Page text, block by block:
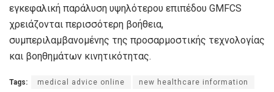
εγκεφαλική παράλυση υψηλότερου επιπέδου GMFCS
χρειάζονται περισσότερη βοήθεια,
συμπεριλαμβανομένης της προσαρμοστικής τεχνολογίας
και βοηθημάτων κινητικότητας.
Tags: medical advice online new healthcare information